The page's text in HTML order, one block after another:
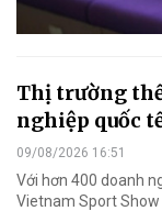
Thị trường
nghiệp quốc
09/08/2026 16:51
Với hơn 400 doanh
Vietnam Sport Show